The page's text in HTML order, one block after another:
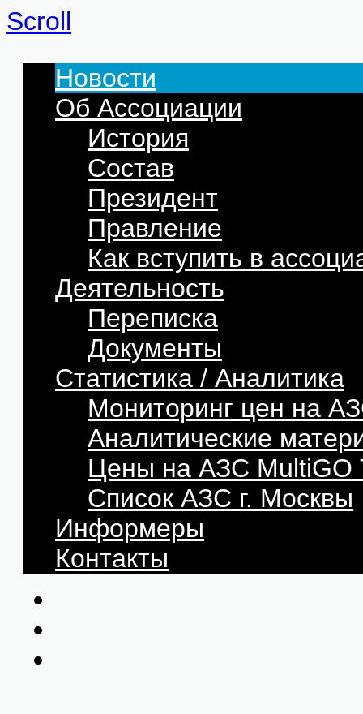
Scroll
Новости
Об Ассоциации
История
Состав
Президент
Правление
Как вступить в
Деятельность
Переписка
Документы
Статистика / Аналитика
Мониторинг цен на
Аналитические
Цены на АЗС
Список АЗС г. Москвы
Информеры
Контакты